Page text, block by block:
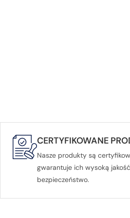
CERTYFIKOWANE
Nasze produkty są
gwarantuje ich wysoką
bezpieczeństwo.